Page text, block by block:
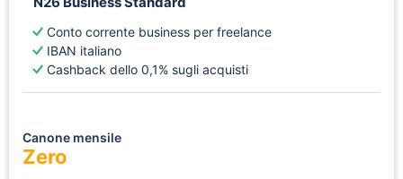
Conto corrente business per freelance
IBAN italiano
Cashback dello 0,1% sugli acquisti
Canone mensile
Zero